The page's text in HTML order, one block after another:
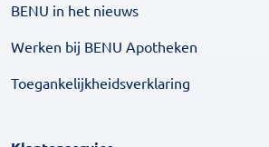
BENU in het nieuws
Werken bij BENU Apotheken
Toegankelijkheidsverklaring